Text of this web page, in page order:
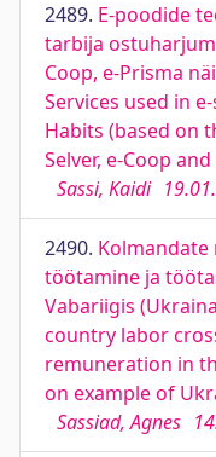
2489. E-poodide
tarbija
Coop, e-Prisma
Services used in
Habits (based on
Selver, e-Coop
Sassi, Kaidi
2490.
töötamine ja
Vabariigis
country labor
remuneration in
on example of
Sassiad, Agnes